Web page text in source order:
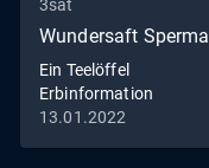
3sat
Wundersaft Sperma
Ein Teelöffel
Erbinformation
13.01.2022